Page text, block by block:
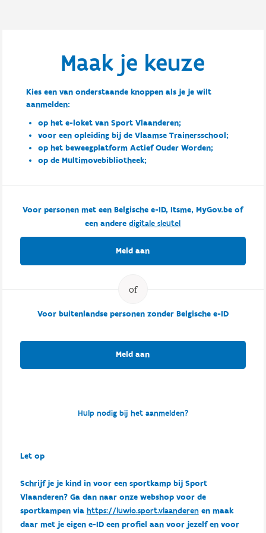
Maak je keuze
Kies een van onderstaande knoppen als je je wilt
aanmelden:
op het e-loket van Sport Vlaanderen;
voor een opleiding bij de Vlaamse Trainersschool;
op het beweegplatform Actief Ouder Worden;
op de Multimovebibliotheek;
Voor personen met een Belgische e-ID, Itsme, MyGov.be of
een anderedigitale sleutel
Meld aan
Voor buitenlandse personen zonder Belgische e-ID
Meld aan
Hulp nodig bij het aanmelden?
Let op
Schrijf je je kind in voor een sportkamp bij Sport
Vlaanderen? Ga dan naar onze webshop voor de
sportkampen via https://luwio.sport.vlaanderenen maak
daar met je eigen e-ID een profiel aan voor jezelf en voor